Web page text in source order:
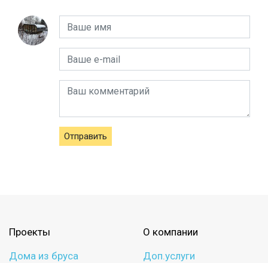
Отправить
Проекты
Дома из бруса
О компании
Доп.услуги